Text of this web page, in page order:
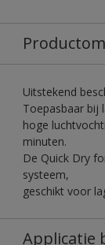
Uitstekend
Toepasbaar bij
hoge
minuten.
De Quick Dry
systeem,
geschikt voor
Applicatie